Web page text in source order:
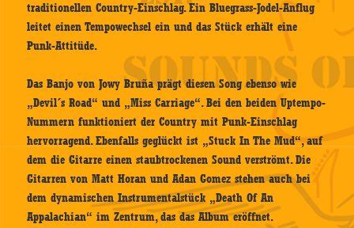
traditionellen Country-Einschlag. Ein Bluegrass-Jodel-Anflug
leitet einen Tempowechsel ein und das Stück erhält eine
Punk-Attitüde.
Das Banjo von Jowy Bruña prägt diesen Song ebenso wie
„Devil´s Road“ und „Miss Carriage“. Bei den beiden Uptempo-
Nummern funktioniert der Country mit Punk-Einschlag
hervorragend. Ebenfalls geglückt ist „Stuck In The Mud“, auf
dem die Gitarre einen staubtrockenen Sound verströmt. Die
Gitarren von Matt Horan und Adan Gomez stehen auch bei
dem dynamischen Instrumentalstück „Death Of An
Appalachian“ im Zentrum, das das Album eröffnet.